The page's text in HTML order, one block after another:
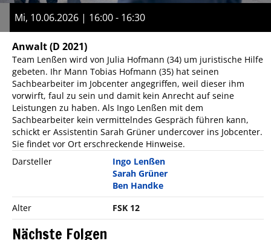
Mi, 10.06.2026 | 16:00 - 16:30
Anwalt(D 2021)
Team Lenßen wird von Julia Hofmann (34) um juristische Hilfe
gebeten. Ihr Mann Tobias Hofmann (35) hat seinen
Sachbearbeiter im Jobcenter angegriffen, weil dieser ihm
vorwirft, faul zu sein und damit kein Anrecht auf seine
Leistungen zu haben. Als Ingo Lenßen mit dem
Sachbearbeiter kein vermittelndes Gespräch führen kann,
schickt er Assistentin Sarah Grüner undercover ins Jobcenter.
Sie findet vor Ort erschreckende Hinweise.
Darsteller
Ingo Lenßen
Sarah Grüner
Ben Handke
Alter
FSK 12
Nächste Folgen